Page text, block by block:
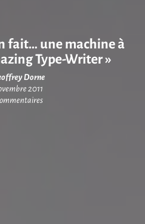
fait… une machine à
Type-Writer »
Dorne
2011